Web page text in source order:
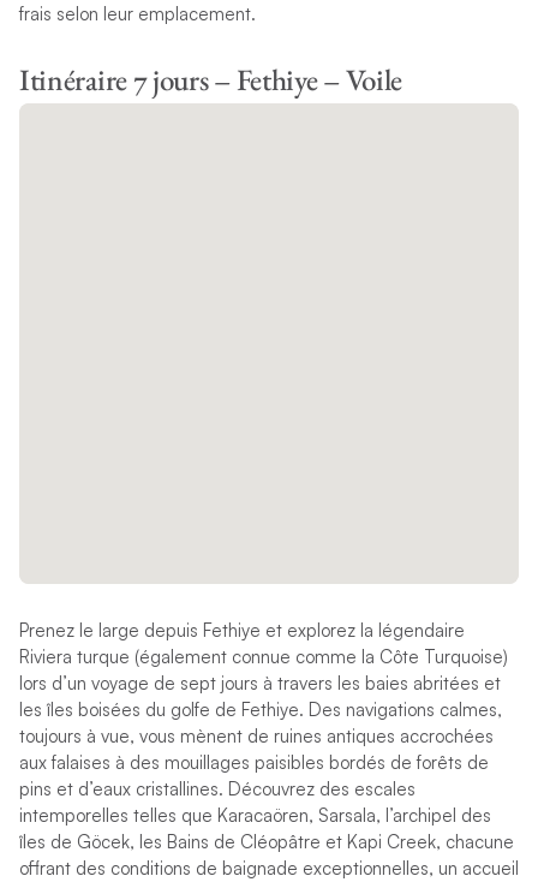
frais selon leur emplacement.
Itinéraire 7 jours – Fethiye – Voile
Prenez le large depuis Fethiye et explorez la légendaire
Riviera turque (également connue comme la Côte Turquoise)
lors d’un voyage de sept jours à travers les baies abritées et
les îles boisées du golfe de Fethiye. Des navigations calmes,
toujours à vue, vous mènent de ruines antiques accrochées
aux falaises à des mouillages paisibles bordés de forêts de
pins et d’eaux cristallines. Découvrez des escales
intemporelles telles que Karacaören, Sarsala, l’archipel des
îles de Göcek, les Bains de Cléopâtre et Kapi Creek, chacune
offrant des conditions de baignade exceptionnelles, un accueil